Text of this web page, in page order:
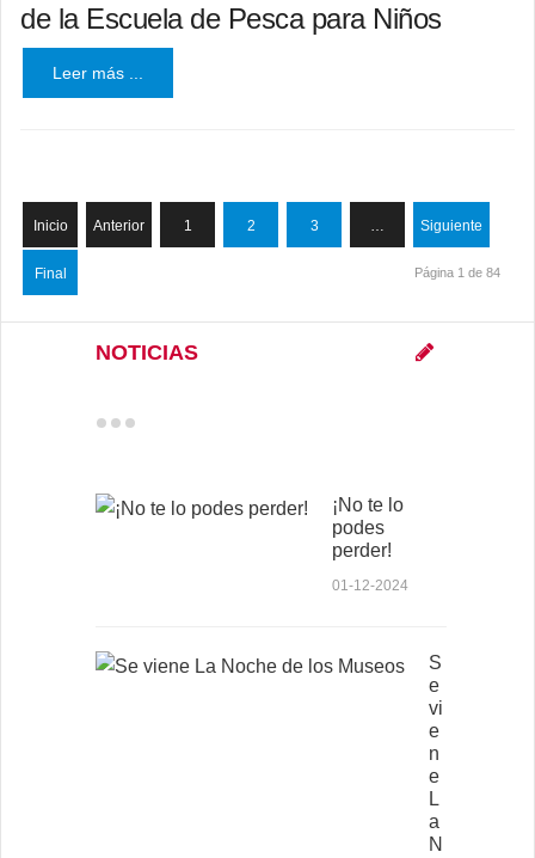
de la Escuela de Pesca para Niños
Leer más ...
Inicio Anterior 1 2 3 … Siguiente
Final Página 1 de 84
NOTICIAS
¡No te lo
podes
perder!
01-12-2024
S
e
vi
e
n
e
L
a
N